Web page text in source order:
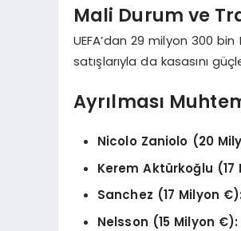
Mali Durum ve
UEFA’dan 29 milyon 300
satışlarıyla da kasasını
Ayrılması
Nicolo Zaniolo (20
Kerem Aktürkoğlu (17
Sanchez (17 Milyon €):
Nelsson (15 Milyon €):